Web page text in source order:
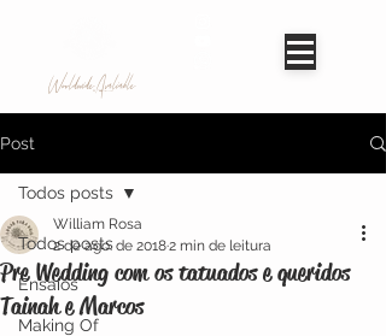
Worldwide Avaliable
Post
Todos posts
Ensaios
Making Of
Todos posts
Pre Wedding com os tatuados e queridos
Tainah e Marcos
William Rosa
2 de ago. de 20182 min de leitura